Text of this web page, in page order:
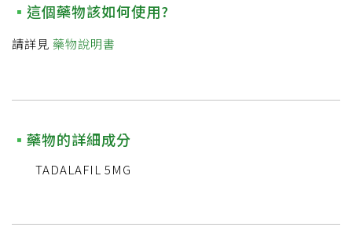
這個藥物該如何使用?
請詳見 藥物說明書
藥物的詳細成分
TADALAFIL 5MG